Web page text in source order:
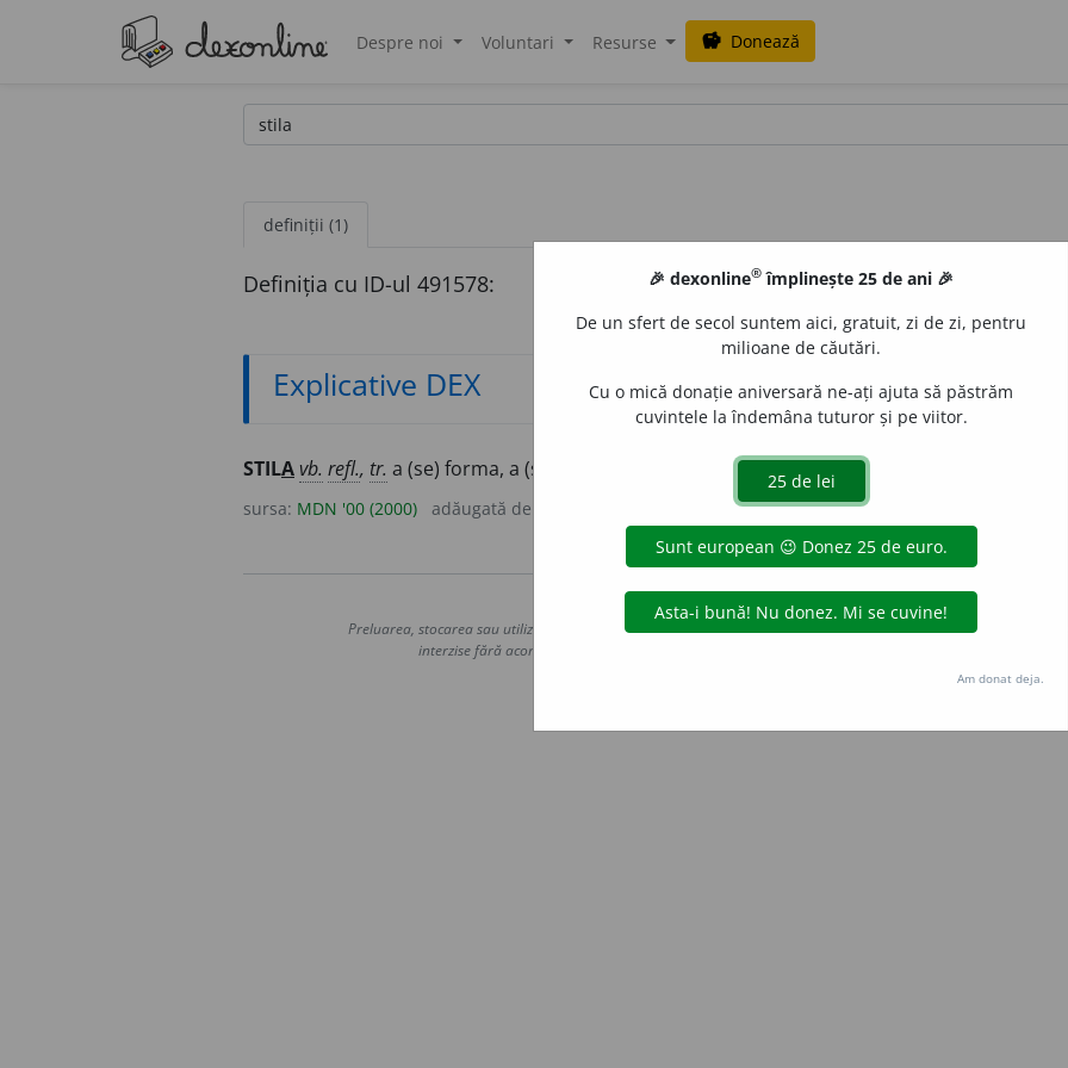
Despre noi Voluntari Resurse savings Donează
definiții (1)
Definiția cu ID-ul 491578:
Explicative DEX
STILAvb. refl., tr. a (se) forma, a (se) educa; a (se) rafina. (<fr.styler)
sursa: MDN '00 (2000) adăugată de
Copyright © 2004-2026 dexonline (https://dexonline.ro)
Preluarea, stocarea sau utilizarea datelor de pe acest site, inclusiv prin orice metode de extragere automată
interzise fără acordul nostru prealabil scris, cu excepția seturilor de date oferite oficial spre utilizare
Hosterion
🎉 dexonline® împlinește 25 de ani 🎉
De un sfert de secol suntem aici, gratuit, zi de zi, pentru
milioane de căutări.
Cu o mică donație aniversară ne-ați ajuta să păstrăm
cuvintele la îndemâna tuturor și pe viitor.
Am donat deja.